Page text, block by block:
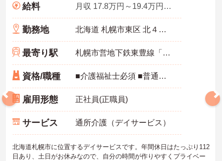
給料 月収 17.8万円～19.4万円程度 諸手当込み
勤務地 北海道 札幌市東区 北４６条東１６丁目１番１８号
最寄り駅 札幌市営地下鉄東豊線「栄町(札幌)駅」徒歩6分
資格/職種 ■介護福祉士必須 ■普通自動車運転免許あれば尚可（AT限定可） ■経験不問
雇用形態 正社員(正職員)
サービス 通所介護（デイサービス）
北海道札幌市に位置するデイサービスです。年間休日はたっぷり112
日あり、土日がお休みなので、自分の時間が作りやすくプライベー